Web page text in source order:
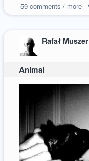
59comments / more
Rafał Muszer
Animal